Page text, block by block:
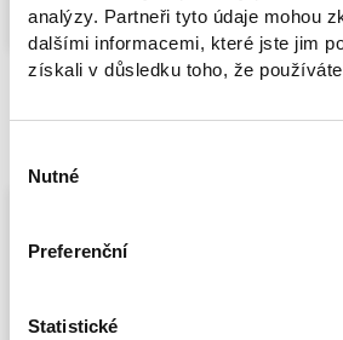
analýzy. Partneři tyto údaje mohou
dalšími informacemi, které jste jim
získali v důsledku toho, že
souhlasu
Nutné
Preferenční
Statistické
prostitutek a tabákem pasáků.
kdy bylo obtížné chovat se
Související